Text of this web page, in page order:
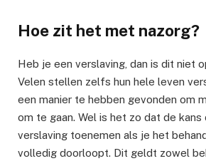
Hoe zit het met nazorg?
Heb je een verslaving, dan is dit niet
Velen stellen zelfs hun hele leven
een manier te hebben gevonden om
om te gaan. Wel is het zo dat de
verslaving toenemen als je het
volledig doorloopt. Dit geldt zowel